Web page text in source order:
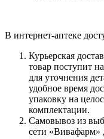
В интернет-аптеке
Курьерская
товар поступит
для уточнения
удобное время
упаковку на
комплектации.
Самовывоз из
сети «Вивафарм»